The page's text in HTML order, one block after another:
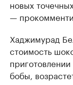
новых
—
Хаджимурад
стоимость
бобы,